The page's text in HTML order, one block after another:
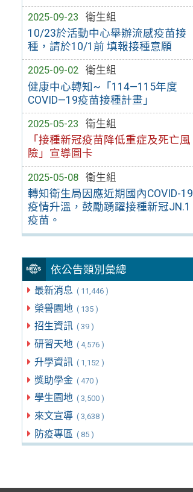
2025-09-23
衛生組
10/23於活動中心舉辦流感疫苗接
種，請於10/1前 填報接種意願
2025-09-02
衛生組
健康中心轉知~「114—115年度
COVID—19疫苗接種計畫」
2025-05-23
衛生組
「接種新冠疫苗降低重症及死亡風
險」宣導圖卡
2025-05-08
衛生組
轉知衛生局因應近期國內COVID-19
疫情升溫，鼓勵踴躍接種新冠JN.1
疫苗。
依公告類別彙總
最新消息 ( 11,446 )
榮譽園地 ( 135 )
招生資訊 ( 39 )
研習天地 ( 4,576 )
升學資訊 ( 1,152 )
獎助學金 ( 470 )
學生園地 ( 3,500 )
來文宣導 ( 3,638 )
防疫專區 ( 85 )